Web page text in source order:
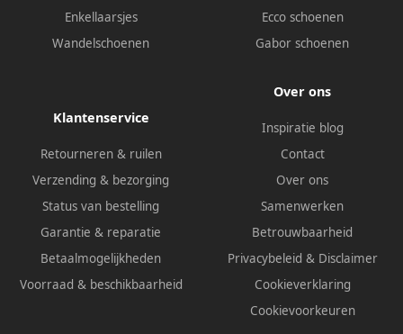
Enkellaarsjes
Wandelschoenen
Ecco schoenen
Gabor schoenen
Klantenservice
Retourneren & ruilen
Verzending & bezorging
Status van bestelling
Garantie & reparatie
Betaalmogelijkheden
Voorraad & beschikbaarheid
Over ons
Inspiratie blog
Contact
Over ons
Samenwerken
Betrouwbaarheid
Privacybeleid & Disclaimer
Cookieverklaring
Cookievoorkeuren